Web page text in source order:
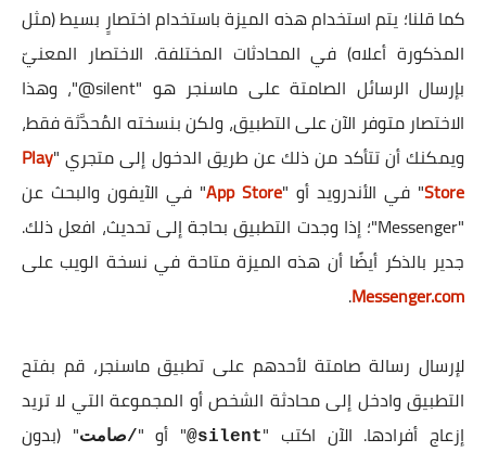
كما قلنا؛ يتم استخدام هذه الميزة باستخدام اختصارٍ بسيط (مثل
المذكورة أعلاه) في المحادثات المختلفة. الاختصار المعنيّ
بإرسال الرسائل الصامتة على ماسنجر هو "silent@"، وهذا
الاختصار متوفر الآن على التطبيق، ولكن بنسخته المُحدَّثة فقط،
ويمكنك أن تتأكد من ذلك عن طريق الدخول إلى متجري "Play
Store" في الأندرويد أو "App Store" في الآيفون والبحث عن
"Messenger"؛ إذا وجدت التطبيق بحاجة إلى تحديث، افعل ذلك.
جدير بالذكر أيضًا أن هذه الميزة متاحة في نسخة الويب على
Messenger.com
.
لإرسال رسالة صامتة لأحدهم على تطبيق ماسنجر، قم بفتح
التطبيق وادخل إلى محادثة الشخص أو المجموعة التي لا تريد
إزعاج أفرادها. الآن اكتب "silent@ " أو "/صامت" (بدون